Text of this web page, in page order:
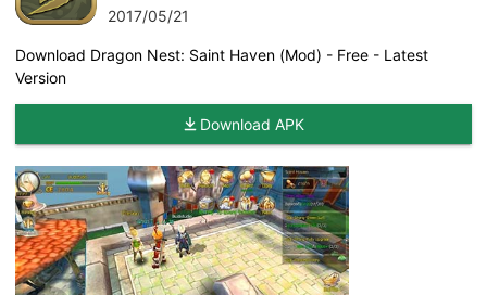
2017/05/21
Download Dragon Nest: Saint Haven (Mod) - Free - Latest
Version
Download APK